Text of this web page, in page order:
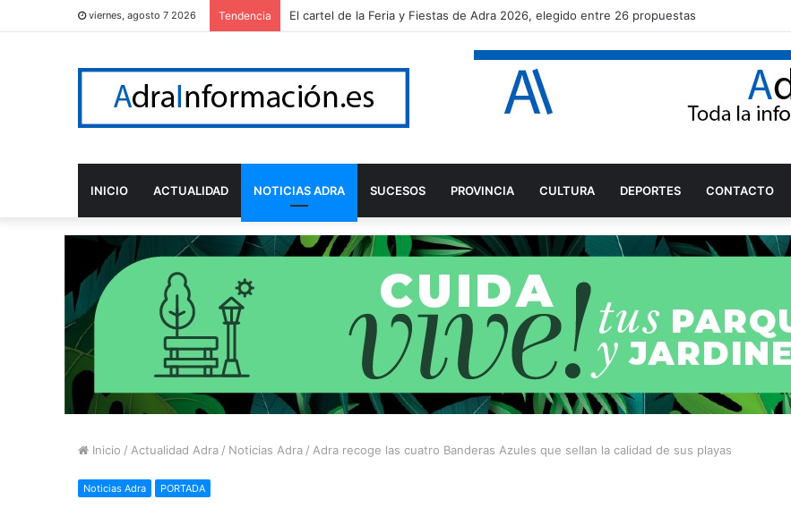
viernes, agosto 7 2026 Tendencia El cartel de la Feria y Fiestas de Adra 2026, elegido entre 26 propuestas
INICIO ACTUALIDAD NOTICIAS ADRA SUCESOS PROVINCIA CULTURA DEPORTES CONTACTO
Inicio / Actualidad Adra / Noticias Adra / Adra recoge las cuatro Banderas Azules que sellan la calidad de sus playas
Noticias Adra PORTADA